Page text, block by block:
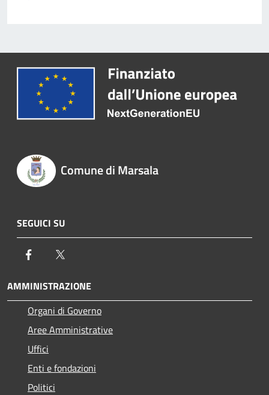
Comune di Marsala
SEGUICI SU
Facebook
AMMINISTRAZIONE
Organi di Governo
Aree Amministrative
Uffici
Enti e fondazioni
Politici